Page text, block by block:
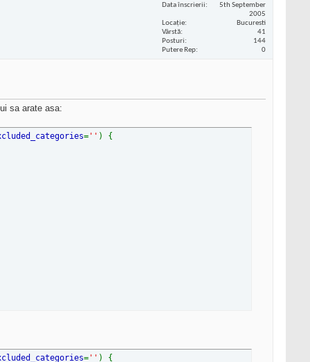
Data înscrierii
5th September
2005
Locaţie
Bucuresti
Vârstă
41
Posturi
144
Putere Rep
0
sa arate asa:
= '' ) {
= '' ) {